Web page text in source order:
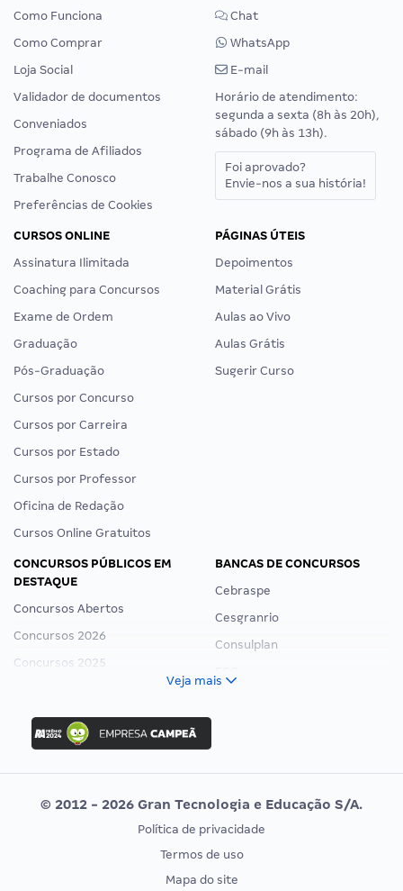
Como Funciona
Como Comprar
Loja Social
Validador de documentos
Conveniados
Programa de Afiliados
Trabalhe Conosco
Preferências de Cookies
Chat
WhatsApp
E-mail
Horário de atendimento:
segunda a sexta (8h às 20h),
sábado (9h às 13h).
Foi aprovado?
Envie-nos a sua história!
CURSOS ONLINE
Assinatura Ilimitada
Coaching para Concursos
Exame de Ordem
Graduação
Pós-Graduação
Cursos por Concurso
Cursos por Carreira
Cursos por Estado
Cursos por Professor
Oficina de Redação
Cursos Online Gratuitos
PÁGINAS ÚTEIS
Depoimentos
Material Grátis
Aulas ao Vivo
Aulas Grátis
Sugerir Curso
CONCURSOS PÚBLICOS EM
DESTAQUE
Concursos Abertos
Concursos 2026
Concursos 2025
Concurso Ibama
Concurso MPU
Editais publicados
BANCAS DE CONCURSOS
Cebraspe
Cesgranrio
Consulplan
Vunesp
CONCURSOS POR PROFISSÃO
EXAME DE ORDEM
Veja mais
© 2012 - 2026 Gran Tecnologia e Educação S/A.
Política de privacidade
Termos de uso
Mapa do site